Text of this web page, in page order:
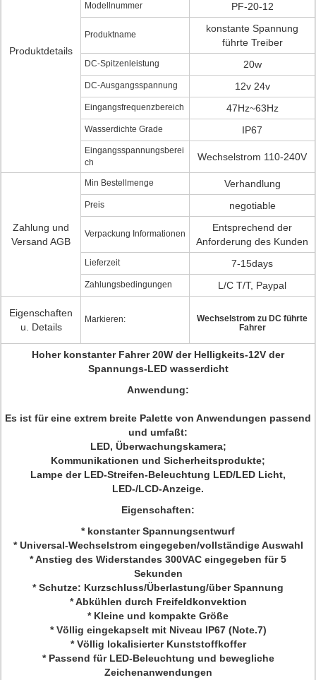
Produktdetails
Modellnummer PF-20-12
Produktname
konstante Spannung
führte Treiber
DC-Spitzenleistung 20w
DC-Ausgangsspannung 12v 24v
Eingangsfrequenzbereich 47Hz~63Hz
Wasserdichte Grade IP67
Eingangsspannungsberei
ch
Wechselstrom 110-240V
Zahlung und
Versand AGB
Min Bestellmenge Verhandlung
Preis negotiable
Verpackung Informationen
Entsprechend der
Anforderung des Kunden
Lieferzeit 7-15days
Zahlungsbedingungen L/C T/T, Paypal
Eigenschaften
u. Details
Markieren:
Wechselstrom zu DC führte
Fahrer
Hoher konstanter Fahrer 20W der Helligkeits-12V der
Spannungs-LED wasserdicht
Anwendung:
Es ist für eine extrem breite Palette von Anwendungen passend
und umfaßt:
LED, Überwachungskamera;
Kommunikationen und Sicherheitsprodukte;
Lampe der LED-Streifen-Beleuchtung LED/LED Licht,
LED-/LCD-Anzeige.
Eigenschaften:
* konstanter Spannungsentwurf
* Universal-Wechselstrom eingegeben/vollständige Auswahl
* Anstieg des Widerstandes 300VAC eingegeben für 5
Sekunden
* Schutze: Kurzschluss/Überlastung/über Spannung
* Abkühlen durch Freifeldkonvektion
* Kleine und kompakte Größe
* Völlig eingekapselt mit Niveau IP67 (Note.7)
* Völlig lokalisierter Kunststoffkoffer
* Passend für LED-Beleuchtung und bewegliche
Zeichenanwendungen